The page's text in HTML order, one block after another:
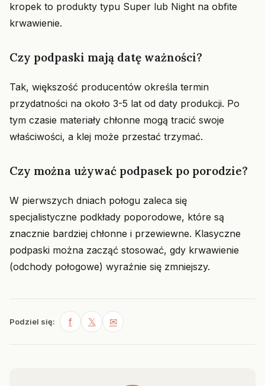
kropek to produkty typu Super lub Night na obfite
krwawienie.
Czy podpaski mają datę ważności?
Tak, większość producentów określa termin
przydatności na około 3-5 lat od daty produkcji. Po
tym czasie materiały chłonne mogą tracić swoje
właściwości, a klej może przestać trzymać.
Czy można używać podpasek po porodzie?
W pierwszych dniach połogu zaleca się
specjalistyczne podkłady poporodowe, które są
znacznie bardziej chłonne i przewiewne. Klasyczne
podpaski można zacząć stosować, gdy krwawienie
(odchody połogowe) wyraźnie się zmniejszy.
Podziel się: f 𝕏 ✉